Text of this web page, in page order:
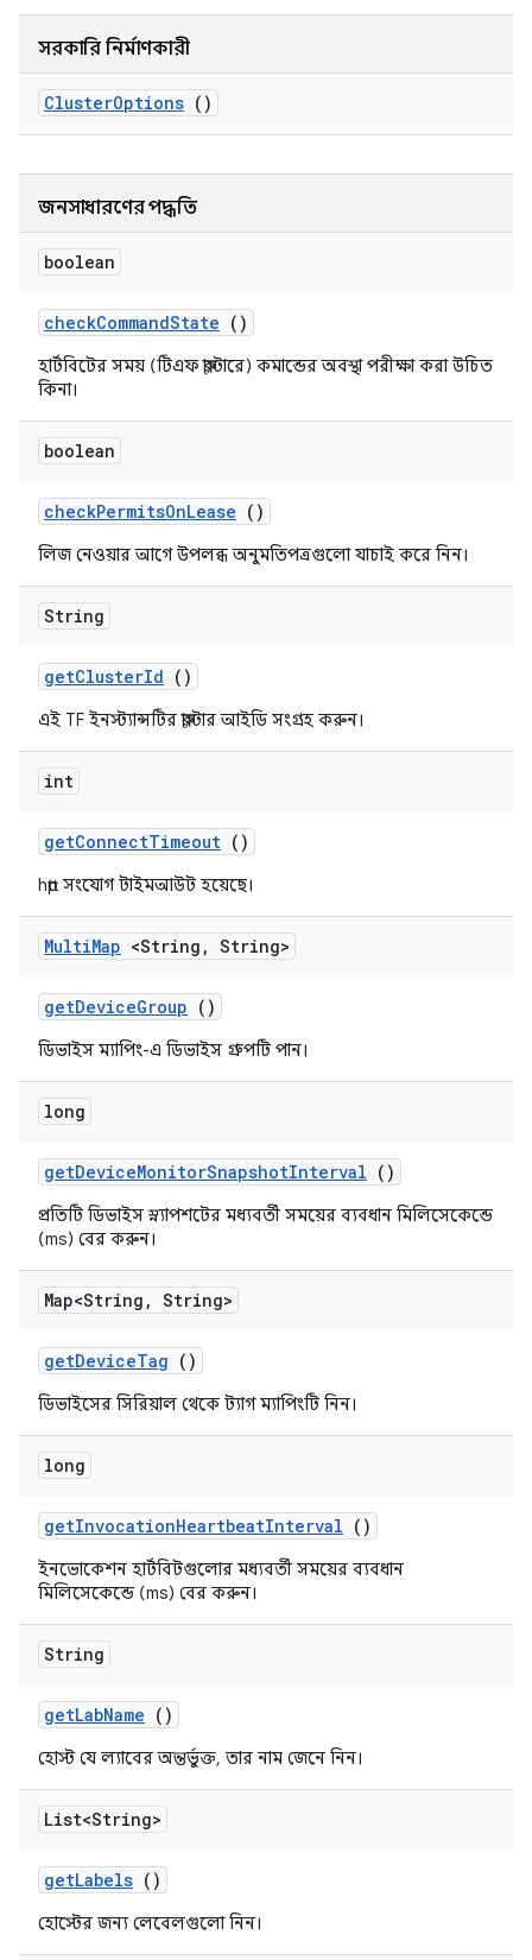
সরকারি নির্মাণকারী
ClusterOptions ()
জনসাধারণের পদ্ধতি
boolean
checkCommandState ()
হার্টবিটের সময় (টিএফ ক্লাস্টারে) কমান্ডের অবস্থা পরীক্ষা করা উচিত
কিনা।
boolean
checkPermitsOnLease ()
লিজ নেওয়ার আগে উপলব্ধ অনুমতিপত্রগুলো যাচাই করে নিন।
String
getClusterId ()
এই TF ইনস্ট্যান্সটির ক্লাস্টার আইডি সংগ্রহ করুন।
int
getConnectTimeout ()
http সংযোগ টাইমআউট হয়েছে।
MultiMap <String , String>
getDeviceGroup ()
ডিভাইস ম্যাপিং-এ ডিভাইস গ্রুপটি পান।
long
getDeviceMonitorSnapshotInterval ()
প্রতিটি ডিভাইস স্ন্যাপশটের মধ্যবর্তী সময়ের ব্যবধান মিলিসেকেন্ডে
(ms) বের করুন।
Map<String , String>
getDeviceTag ()
ডিভাইসের সিরিয়াল থেকে ট্যাগ ম্যাপিংটি নিন।
long
getInvocationHeartbeatInterval ()
ইনভোকেশন হার্টবিটগুলোর মধ্যবর্তী সময়ের ব্যবধান
মিলিসেকেন্ডে (ms) বের করুন।
String
getLabName ()
হোস্ট যে ল্যাবের অন্তর্ভুক্ত, তার নাম জেনে নিন।
List<String>
getLabels ()
হোস্টের জন্য লেবেলগুলো নিন।